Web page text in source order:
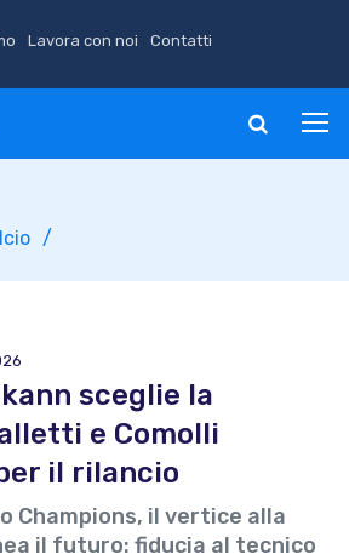
Lavora con noi Contatti
sceglie la
e Comolli
il rilancio
Champions, il vertice alla
il futuro: fiducia al tecnico